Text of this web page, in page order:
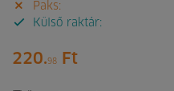
Paks:
Külső raktár:
220.98 Ft